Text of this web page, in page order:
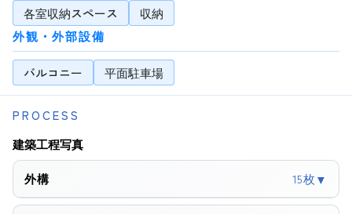
各室収納スペース
収納
外観・外部設備
バルコニー 平面駐車場
PROCESS
建築工程写真
外構 15枚▼